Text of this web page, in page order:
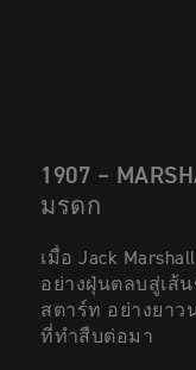
1907 –
มรดก
เมื่อ Jack
อย่างฝุ่นตลบสู่เส้
สตาร์ท อย่างยาว
ที่ทำสืบต่อมา